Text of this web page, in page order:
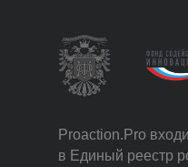
Proaction.Pro
в Единый реестр